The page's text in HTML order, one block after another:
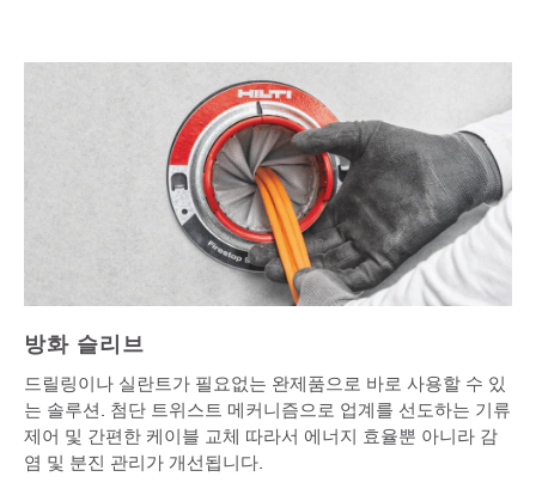
방화 슬리브
드릴링이나 실란트가 필요없는 완제품으로 바로 사용할 수 있
는 솔루션. 첨단 트위스트 메커니즘으로 업계를 선도하는 기류
제어 및 간편한 케이블 교체 따라서 에너지 효율뿐 아니라 감
염 및 분진 관리가 개선됩니다.